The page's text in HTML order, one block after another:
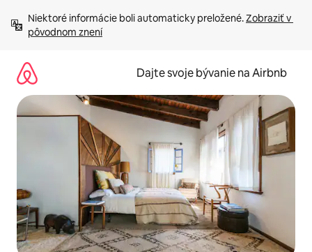
obsah.
Niektoré informácie boli automaticky preložené. Zobraziť v
pôvodnom znení
Dajte svoje bývanie na Airbnb